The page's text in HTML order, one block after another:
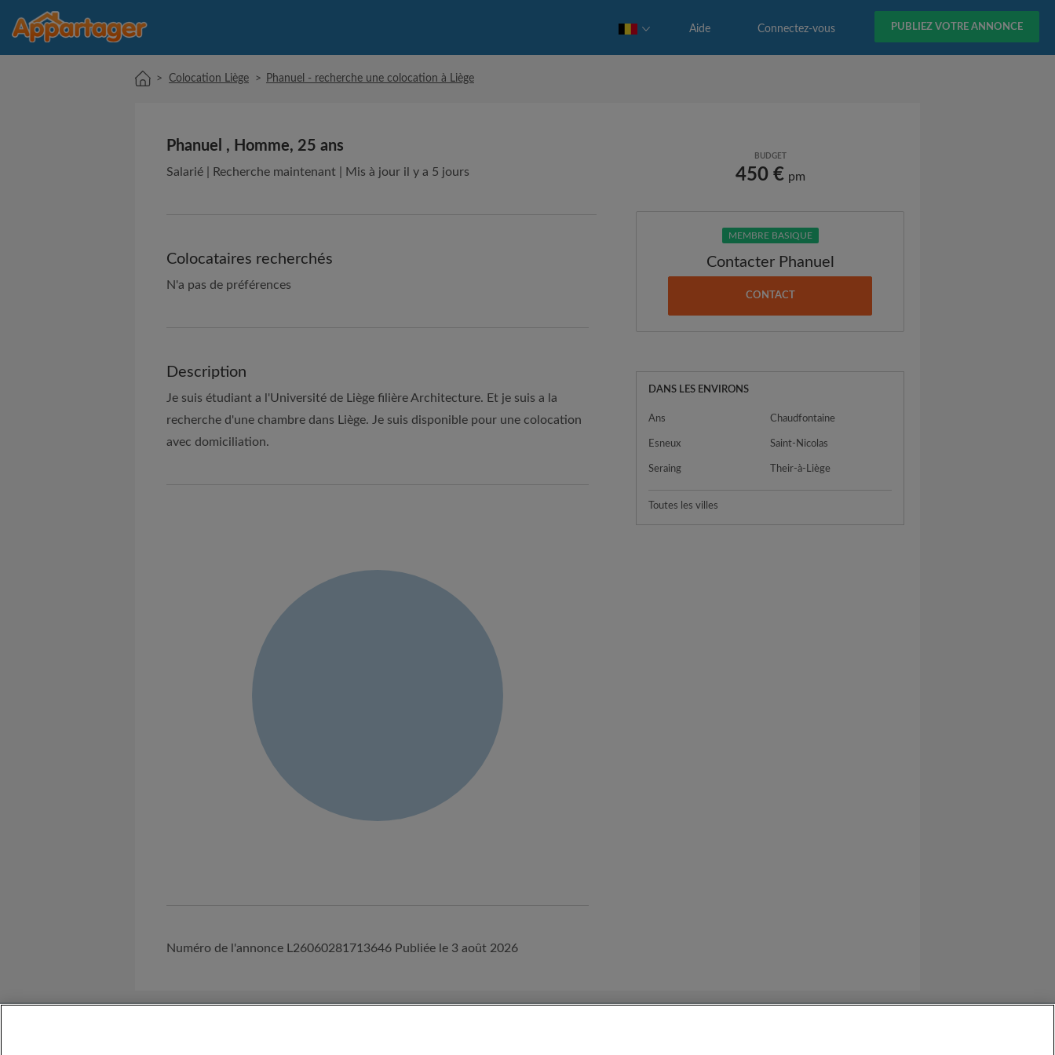
PUBLIEZ VOTRE ANNONCE
Connectez-vous
Aide
> Colocation Liège > Phanuel - recherche une colocation à Liège
Phanuel , Homme, 25 ans
Salarié | Recherche maintenant | Mis à jour il y a 5 jours
Colocataires recherchés
N'a pas de préférences
Description
Je suis étudiant a l'Université de Liège filière Architecture. Et je suis a la
recherche d'une chambre dans Liège. Je suis disponible pour une colocation
avec domiciliation.
Numéro de l'annonce L26060281713646 Publiée le 3 août 2026
BUDGET
450 € pm
MEMBRE BASIQUE
Contacter Phanuel
CONTACT
DANS LES ENVIRONS
Ans Chaudfontaine
Esneux Saint-Nicolas
Seraing Their-à-Liège
Toutes les villes